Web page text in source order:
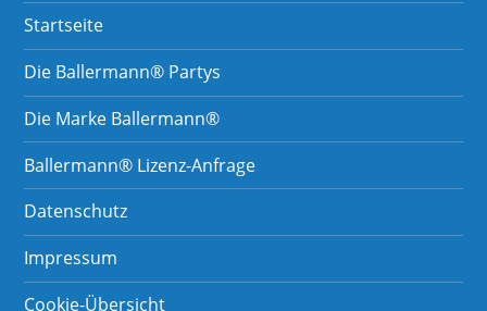
Startseite
Die Ballermann® Partys
Die Marke Ballermann®
Ballermann® Lizenz-Anfrage
Datenschutz
Impressum
Cookie-Übersicht